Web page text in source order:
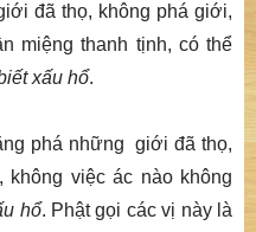
đã thọ, không phá giới,
miệng thanh tịnh, có thể
xấu hổ.
phá những giới đã thọ,
không việc ác nào không
hổ. Phật gọi các vị này là